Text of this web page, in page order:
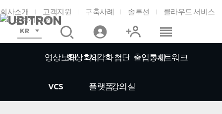
회사소개 고객지원 구축사례 솔루션 클라우드 서비스
견적서 조회
KR
영상보안화상회의시각화
플랫폼
첨단
강의실
출입통제네트워크
VCS